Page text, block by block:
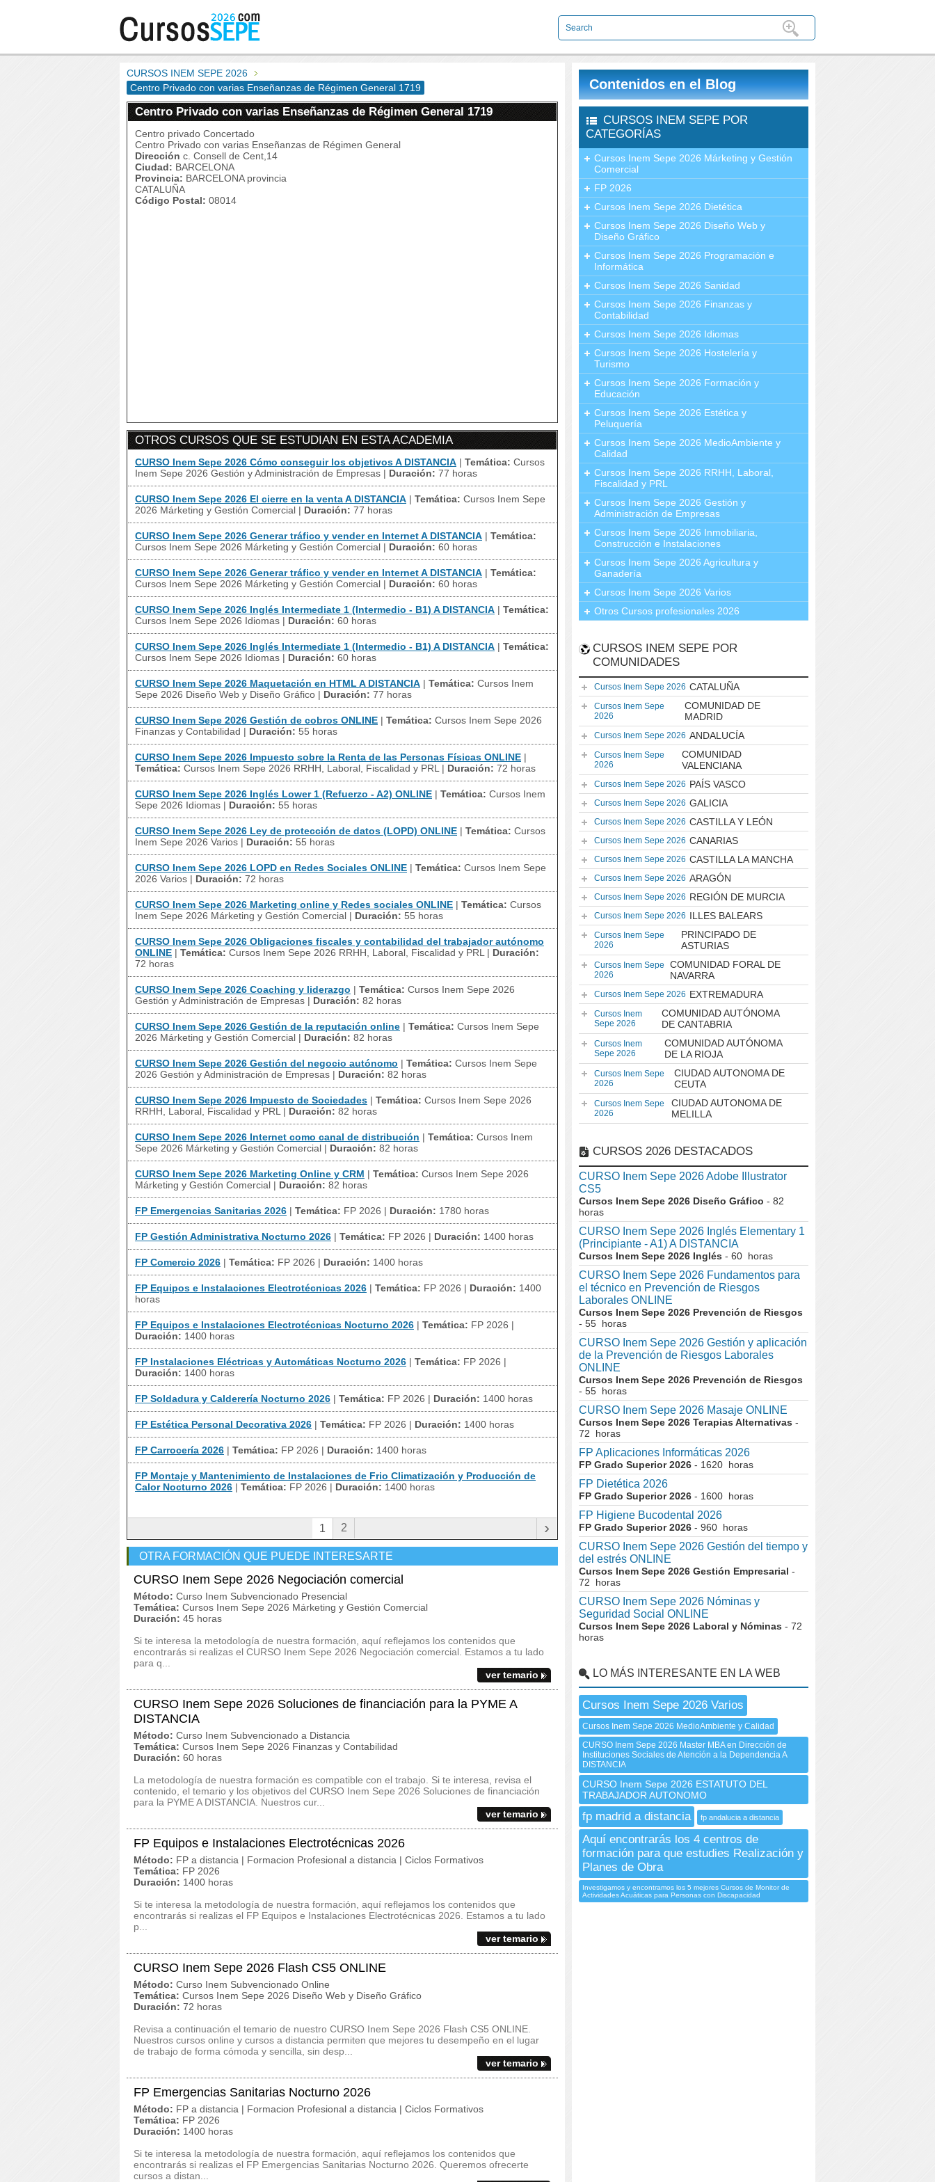
CURSOS INEM SEPE 2026
Centro Privado con varias Enseñanzas de Régimen General 1719
Centro Privado con varias Enseñanzas de Régimen General 1719
Centro privado Concertado
Centro Privado con varias Enseñanzas de Régimen General
Dirección c. Consell de Cent,14
Ciudad: BARCELONA
Provincia: BARCELONA provincia
CATALUÑA
Código Postal: 08014
OTROS CURSOS QUE SE ESTUDIAN EN ESTA ACADEMIA
CURSO Inem Sepe 2026 Cómo conseguir los objetivos A DISTANCIA | Temática: Cursos
Inem Sepe 2026 Gestión y Administración de Empresas | Duración: 77 horas
CURSO Inem Sepe 2026 El cierre en la venta A DISTANCIA | Temática: Cursos Inem Sepe
2026 Márketing y Gestión Comercial | Duración: 77 horas
CURSO Inem Sepe 2026 Generar tráfico y vender en Internet A DISTANCIA | Temática:
Cursos Inem Sepe 2026 Márketing y Gestión Comercial | Duración: 60 horas
CURSO Inem Sepe 2026 Generar tráfico y vender en Internet A DISTANCIA | Temática:
Cursos Inem Sepe 2026 Márketing y Gestión Comercial | Duración: 60 horas
CURSO Inem Sepe 2026 Inglés Intermediate 1 (Intermedio - B1) A DISTANCIA | Temática:
Cursos Inem Sepe 2026 Idiomas | Duración: 60 horas
CURSO Inem Sepe 2026 Inglés Intermediate 1 (Intermedio - B1) A DISTANCIA | Temática:
Cursos Inem Sepe 2026 Idiomas | Duración: 60 horas
CURSO Inem Sepe 2026 Maquetación en HTML A DISTANCIA | Temática: Cursos Inem
Sepe 2026 Diseño Web y Diseño Gráfico | Duración: 77 horas
CURSO Inem Sepe 2026 Gestión de cobros ONLINE | Temática: Cursos Inem Sepe 2026
Finanzas y Contabilidad | Duración: 55 horas
CURSO Inem Sepe 2026 Impuesto sobre la Renta de las Personas Físicas ONLINE |
Temática: Cursos Inem Sepe 2026 RRHH, Laboral, Fiscalidad y PRL | Duración: 72 horas
CURSO Inem Sepe 2026 Inglés Lower 1 (Refuerzo - A2) ONLINE | Temática: Cursos Inem
Sepe 2026 Idiomas | Duración: 55 horas
CURSO Inem Sepe 2026 Ley de protección de datos (LOPD) ONLINE | Temática: Cursos
Inem Sepe 2026 Varios | Duración: 55 horas
CURSO Inem Sepe 2026 LOPD en Redes Sociales ONLINE | Temática: Cursos Inem Sepe
2026 Varios | Duración: 72 horas
CURSO Inem Sepe 2026 Marketing online y Redes sociales ONLINE | Temática: Cursos
Inem Sepe 2026 Márketing y Gestión Comercial | Duración: 55 horas
CURSO Inem Sepe 2026 Obligaciones fiscales y contabilidad del trabajador autónomo
ONLINE | Temática: Cursos Inem Sepe 2026 RRHH, Laboral, Fiscalidad y PRL | Duración:
72 horas
CURSO Inem Sepe 2026 Coaching y liderazgo | Temática: Cursos Inem Sepe 2026
Gestión y Administración de Empresas | Duración: 82 horas
CURSO Inem Sepe 2026 Gestión de la reputación online | Temática: Cursos Inem Sepe
2026 Márketing y Gestión Comercial | Duración: 82 horas
CURSO Inem Sepe 2026 Gestión del negocio autónomo | Temática: Cursos Inem Sepe
2026 Gestión y Administración de Empresas | Duración: 82 horas
CURSO Inem Sepe 2026 Impuesto de Sociedades | Temática: Cursos Inem Sepe 2026
RRHH, Laboral, Fiscalidad y PRL | Duración: 82 horas
CURSO Inem Sepe 2026 Internet como canal de distribución | Temática: Cursos Inem
Sepe 2026 Márketing y Gestión Comercial | Duración: 82 horas
CURSO Inem Sepe 2026 Marketing Online y CRM | Temática: Cursos Inem Sepe 2026
Márketing y Gestión Comercial | Duración: 82 horas
FP Emergencias Sanitarias 2026 | Temática: FP 2026 | Duración: 1780 horas
FP Gestión Administrativa Nocturno 2026 | Temática: FP 2026 | Duración: 1400 horas
FP Comercio 2026 | Temática: FP 2026 | Duración: 1400 horas
FP Equipos e Instalaciones Electrotécnicas 2026 | Temática: FP 2026 | Duración: 1400
horas
FP Equipos e Instalaciones Electrotécnicas Nocturno 2026 | Temática: FP 2026 |
Duración: 1400 horas
FP Instalaciones Eléctricas y Automáticas Nocturno 2026 | Temática: FP 2026 |
Duración: 1400 horas
FP Soldadura y Calderería Nocturno 2026 | Temática: FP 2026 | Duración: 1400 horas
FP Estética Personal Decorativa 2026 | Temática: FP 2026 | Duración: 1400 horas
FP Carrocería 2026 | Temática: FP 2026 | Duración: 1400 horas
FP Montaje y Mantenimiento de Instalaciones de Frio Climatización y Producción de
Calor Nocturno 2026 | Temática: FP 2026 | Duración: 1400 horas
1 2 ›
OTRA FORMACIÓN QUE PUEDE INTERESARTE
CURSO Inem Sepe 2026 Negociación comercial
Método: Curso Inem Subvencionado Presencial
Temática: Cursos Inem Sepe 2026 Márketing y Gestión Comercial
Duración: 45 horas
Si te interesa la metodología de nuestra formación, aquí reflejamos los contenidos que
encontrarás si realizas el CURSO Inem Sepe 2026 Negociación comercial. Estamos a tu lado
para q...
ver temario
CURSO Inem Sepe 2026 Soluciones de financiación para la PYME A
DISTANCIA
Método: Curso Inem Subvencionado a Distancia
Temática: Cursos Inem Sepe 2026 Finanzas y Contabilidad
Duración: 60 horas
La metodología de nuestra formación es compatible con el trabajo. Si te interesa, revisa el
contenido, el temario y los objetivos del CURSO Inem Sepe 2026 Soluciones de financiación
para la PYME A DISTANCIA. Nuestros cur...
ver temario
FP Equipos e Instalaciones Electrotécnicas 2026
Método: FP a distancia | Formacion Profesional a distancia | Ciclos Formativos
Temática: FP 2026
Duración: 1400 horas
Si te interesa la metodología de nuestra formación, aquí reflejamos los contenidos que
encontrarás si realizas el FP Equipos e Instalaciones Electrotécnicas 2026. Estamos a tu lado
p...
ver temario
CURSO Inem Sepe 2026 Flash CS5 ONLINE
Método: Curso Inem Subvencionado Online
Temática: Cursos Inem Sepe 2026 Diseño Web y Diseño Gráfico
Duración: 72 horas
Revisa a continuación el temario de nuestro CURSO Inem Sepe 2026 Flash CS5 ONLINE.
Nuestros cursos online y cursos a distancia permiten que mejores tu desempeño en el lugar
de trabajo de forma cómoda y sencilla, sin desp...
ver temario
FP Emergencias Sanitarias Nocturno 2026
Método: FP a distancia | Formacion Profesional a distancia | Ciclos Formativos
Temática: FP 2026
Duración: 1400 horas
Si te interesa la metodología de nuestra formación, aquí reflejamos los contenidos que
encontrarás si realizas el FP Emergencias Sanitarias Nocturno 2026. Queremos ofrecerte
cursos a distan...
Contenidos en el Blog
CURSOS INEM SEPE POR
CATEGORÍAS
Cursos Inem Sepe 2026 Márketing y Gestión
Comercial
FP 2026
Cursos Inem Sepe 2026 Dietética
Cursos Inem Sepe 2026 Diseño Web y
Diseño Gráfico
Cursos Inem Sepe 2026 Programación e
Informática
Cursos Inem Sepe 2026 Sanidad
Cursos Inem Sepe 2026 Finanzas y
Contabilidad
Cursos Inem Sepe 2026 Idiomas
Cursos Inem Sepe 2026 Hostelería y
Turismo
Cursos Inem Sepe 2026 Formación y
Educación
Cursos Inem Sepe 2026 Estética y
Peluquería
Cursos Inem Sepe 2026 MedioAmbiente y
Calidad
Cursos Inem Sepe 2026 RRHH, Laboral,
Fiscalidad y PRL
Cursos Inem Sepe 2026 Gestión y
Administración de Empresas
Cursos Inem Sepe 2026 Inmobiliaria,
Construcción e Instalaciones
Cursos Inem Sepe 2026 Agricultura y
Ganadería
Cursos Inem Sepe 2026 Varios
Otros Cursos profesionales 2026
CURSOS INEM SEPE POR
COMUNIDADES
Cursos Inem Sepe 2026 CATALUÑA
Cursos Inem Sepe
2026
COMUNIDAD DE
MADRID
Cursos Inem Sepe 2026 ANDALUCÍA
Cursos Inem Sepe
2026
COMUNIDAD
VALENCIANA
Cursos Inem Sepe 2026 PAÍS VASCO
Cursos Inem Sepe 2026 GALICIA
Cursos Inem Sepe 2026 CASTILLA Y LEÓN
Cursos Inem Sepe 2026 CANARIAS
Cursos Inem Sepe 2026 CASTILLA LA MANCHA
Cursos Inem Sepe 2026 ARAGÓN
Cursos Inem Sepe 2026 REGIÓN DE MURCIA
Cursos Inem Sepe 2026 ILLES BALEARS
Cursos Inem Sepe
2026
PRINCIPADO DE
ASTURIAS
Cursos Inem Sepe
2026
COMUNIDAD FORAL DE
NAVARRA
Cursos Inem Sepe 2026 EXTREMADURA
Cursos Inem
Sepe 2026
COMUNIDAD AUTÓNOMA
DE CANTABRIA
Cursos Inem
Sepe 2026
COMUNIDAD AUTÓNOMA
DE LA RIOJA
Cursos Inem Sepe
2026
CIUDAD AUTONOMA DE
CEUTA
Cursos Inem Sepe
2026
CIUDAD AUTONOMA DE
MELILLA
CURSOS 2026 DESTACADOS
CURSO Inem Sepe 2026 Adobe Illustrator
CS5
Cursos Inem Sepe 2026 Diseño Gráfico - 82
horas
CURSO Inem Sepe 2026 Inglés Elementary 1
(Principiante - A1) A DISTANCIA
Cursos Inem Sepe 2026 Inglés - 60 horas
CURSO Inem Sepe 2026 Fundamentos para
el técnico en Prevención de Riesgos
Laborales ONLINE
Cursos Inem Sepe 2026 Prevención de Riesgos
- 55 horas
CURSO Inem Sepe 2026 Gestión y aplicación
de la Prevención de Riesgos Laborales
ONLINE
Cursos Inem Sepe 2026 Prevención de Riesgos
- 55 horas
CURSO Inem Sepe 2026 Masaje ONLINE
Cursos Inem Sepe 2026 Terapias Alternativas -
72 horas
FP Aplicaciones Informáticas 2026
FP Grado Superior 2026 - 1620 horas
FP Dietética 2026
FP Grado Superior 2026 - 1600 horas
FP Higiene Bucodental 2026
FP Grado Superior 2026 - 960 horas
CURSO Inem Sepe 2026 Gestión del tiempo y
del estrés ONLINE
Cursos Inem Sepe 2026 Gestión Empresarial -
72 horas
CURSO Inem Sepe 2026 Nóminas y
Seguridad Social ONLINE
Cursos Inem Sepe 2026 Laboral y Nóminas - 72
horas
LO MÁS INTERESANTE EN LA WEB
Cursos Inem Sepe 2026 Varios
Cursos Inem Sepe 2026 MedioAmbiente y Calidad
CURSO Inem Sepe 2026 Master MBA en Dirección de
Instituciones Sociales de Atención a la Dependencia A
DISTANCIA
CURSO Inem Sepe 2026 ESTATUTO DEL
TRABAJADOR AUTONOMO
fp madrid a distancia fp andalucia a distancia
Aquí encontrarás los 4 centros de
formación para que estudies Realización y
Planes de Obra
Investigamos y encontramos los 5 mejores Cursos de Monitor de
Actividades Acuáticas para Personas con Discapacidad